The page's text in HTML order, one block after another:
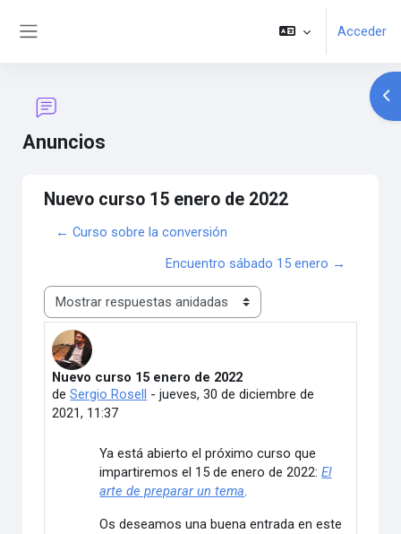
Acceder
Anuncios
Nuevo curso 15 enero de 2022
← Curso sobre la conversión
Encuentro sábado 15 enero →
Mostrar modo
Nuevo curso 15 enero de 2022
deSergio Rosell -jueves, 30 de diciembre de
2021, 11:37
Número de respuestas: 0
Ya está abierto el próximo curso que
impartiremos el 15 de enero de 2022:El
arte de preparar un tema.
Os deseamos una buena entrada en este